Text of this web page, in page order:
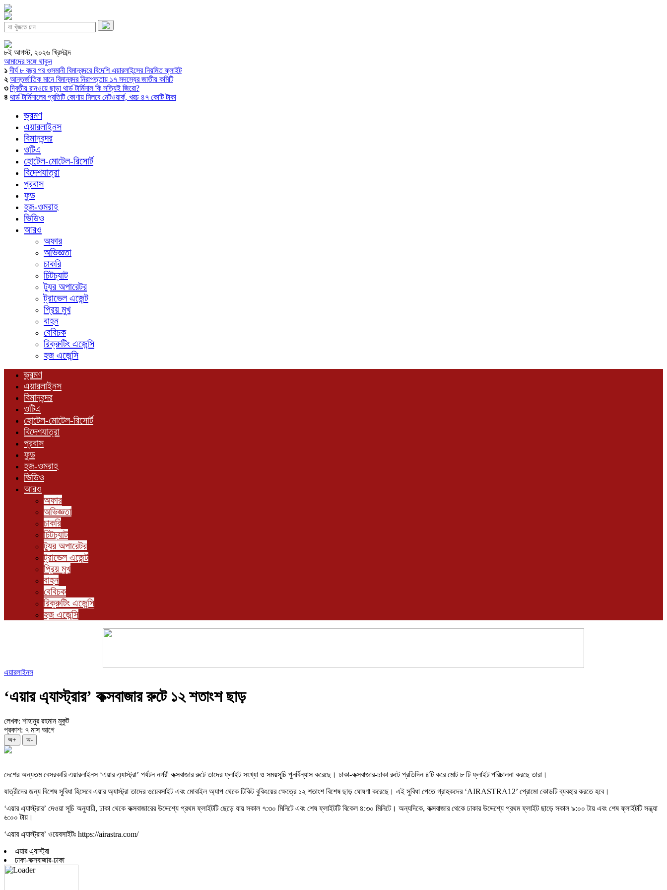
৮ই আগস্ট, ২০২৬ খ্রিস্টাব্দ
আমাদের সঙ্গে থাকুন
১ দীর্ঘ ৮ বছর পর ওসমানী বিমানবন্দরে বিদেশি এয়ারলাইন্সের নিয়মিত ফ্লাইট
২ আন্তর্জাতিক মানে বিমানবন্দর নিরাপত্তায় ১৭ সদস্যের জাতীয় কমিটি
৩ দ্বিতীয় রানওয়ে ছাড়া থার্ড টার্মিনাল কি সত্যিই জিরো?
৪ থার্ড টার্মিনালের প্রতিটি কোণায় মিলবে নেটওয়ার্ক, খরচ ৪৭ কোটি টাকা
ভ্রমণ
এয়ারলাইনস
বিমানবন্দর
ওটিএ
হোটেল-মোটেল-রিসোর্ট
বিদেশযাত্রা
প্রবাস
ফুড
হজ-ওমরাহ
ভিডিও
আরও
অফার
অভিজ্ঞতা
চাকরি
চিটচ্যাট
ট্যুর অপারেটর
ট্রাভেল এজেন্ট
প্রিয় মুখ
বাহন
বেবিচক
রিক্রুটিং এজেন্সি
হজ এজেন্সি
ভ্রমণ
এয়ারলাইনস
বিমানবন্দর
ওটিএ
হোটেল-মোটেল-রিসোর্ট
বিদেশযাত্রা
প্রবাস
ফুড
হজ-ওমরাহ
ভিডিও
আরও
অফার
অভিজ্ঞতা
চাকরি
চিটচ্যাট
ট্যুর অপারেটর
ট্রাভেল এজেন্ট
প্রিয় মুখ
বাহন
বেবিচক
রিক্রুটিং এজেন্সি
হজ এজেন্সি
এয়ারলাইনস
‘এয়ার এ্যাস্ট্রার’ কক্সবাজার রুটে ১২ শতাংশ ছাড়
লেখক: শাহানুর রহমান মুকুট
প্রকাশ: ৭ মাস আগে
অ+ অ-
দেশের অন্যতম বেসরকারি এয়ারলাইনস ‘এয়ার এ্যাস্ট্রা’ পর্যটন নগরী কক্সবাজার রুটে তাদের ফ্লাইট সংখ্যা ও সময়সূচি পুনর্বিন্যাস করেছে। ঢাকা-কক্সবাজার-ঢাকা রুটে প্রতিদিন ৪টি করে মোট ৮ টি ফ্লাইট পরিচালনা করছে তারা।
যাত্রীদের জন্য বিশেষ সুবিধা হিসেবে এয়ার অ্যাস্ট্রা তাদের ওয়েবসাইট এবং মোবাইল অ্যাপ থেকে টিকিট বুকিংয়ের ক্ষেত্রে ১২ শতাংশ বিশেষ ছাড় ঘোষণা করেছে। এই সুবিধা পেতে গ্রাহকদের ‘AIRASTRA12’ প্রোমো কোডটি ব্যবহার করতে হবে।
‘এয়ার এ্যাস্ট্রার’ দেওয়া সূচি অনুযায়ী, ঢাকা থেকে কক্সবাজারের উদ্দেশ্যে প্রথম ফ্লাইটটি ছেড়ে যায় সকাল ৭:৩০ মিনিটে এবং শেষ ফ্লাইটটি বিকেল ৪:৩০ মিনিটে। অন্যদিকে, কক্সবাজার থেকে ঢাকার উদ্দেশ্যে প্রথম ফ্লাইট ছাড়ে সকাল ৯:০০ টায় এবং শেষ ফ্লাইটটি সন্ধ্যা
৬:০০ টায়।
‘এয়ার এ্যাস্ট্রার’ ওয়েবসাইটঃ https://airastra.com/
এয়ার এ্যাস্ট্রা
ঢাকা-কক্সবাজার-ঢাকা